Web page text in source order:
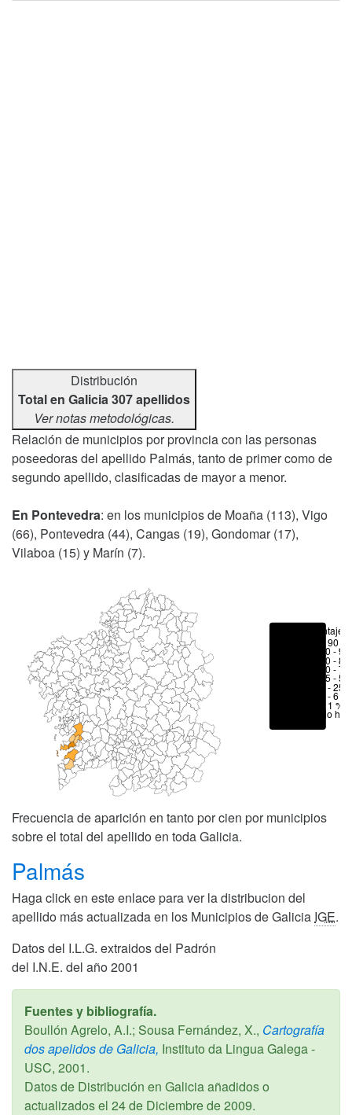
Distribución
Total en Galicia 307 apellidos
Ver notas metodológicas.
Relación de municipios por provincia con las personas
poseedoras del apellido Palmás, tanto de primer como de
segundo apellido, clasificadas de mayor a menor.
En Pontevedra: en los municipios de Moaña (113), Vigo
(66), Pontevedra (44), Cangas (19), Gondomar (17),
Vilaboa (15) y Marín (7).
Porcentajes
> 90 %
80 -
70 -
50 -
25 -
6 - 25
1 - 6 %
< 1 %
No hay
Frecuencia de aparición en tanto por cien por municipios
sobre el total del apellido en toda Galicia.
Palmás
Haga click en este enlace para ver la distribucion del
apellido más actualizada en los Municipios de Galicia IGE.
Datos del I.L.G. extraidos del Padrón
del I.N.E. del año 2001
Fuentes y bibliografía.
Boullón Agrelo, A.I.; Sousa Fernández, X., Cartografía
dos apelidos de Galicia, Instituto da Lingua Galega -
USC, 2001.
Datos de Distribución en Galicia añadidos o
actualizados el 24 de Diciembre de 2009.